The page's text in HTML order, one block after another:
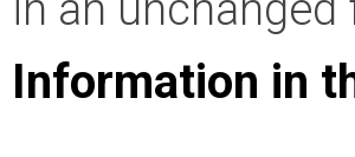
Information in